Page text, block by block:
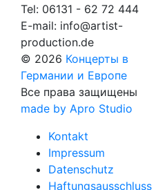
Tel: 06131 - 62 72 444
E-mail: info@artist-
production.de
© 2026 Концерты в
Германии и Европе
Все права защищены
made by Apro Studio
Kontakt
Impressum
Datenschutz
Haftungsausschluss